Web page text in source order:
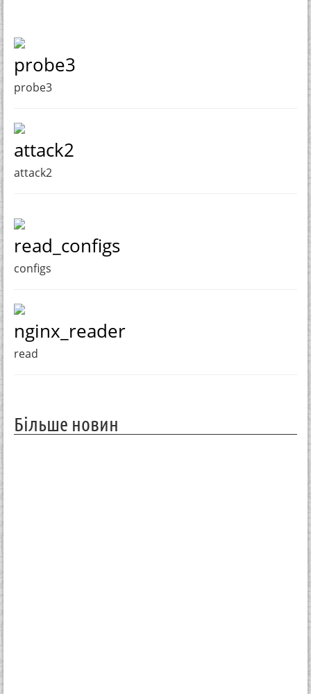
probe3
probe3
attack2
attack2
read_configs
configs
nginx_reader
read
Більше новин